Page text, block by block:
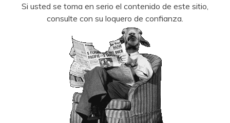
Si usted se toma en serio el contenido de este sitio,
consulte con su loquero de confianza.